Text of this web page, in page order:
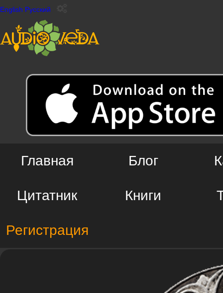
English Русский
Главная Блог
Цитатник Книги
Регистрация